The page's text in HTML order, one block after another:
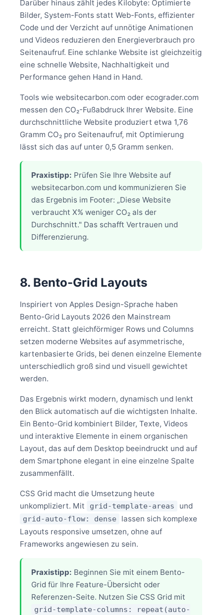
Darüber hinaus zählt jedes Kilobyte: Optimierte
Bilder, System-Fonts statt Web-Fonts, effizienter
Code und der Verzicht auf unnötige Animationen
und Videos reduzieren den Energieverbrauch pro
Seitenaufruf. Eine schlanke Website ist gleichzeitig
eine schnelle Website, Nachhaltigkeit und
Performance gehen Hand in Hand.
Tools wie websitecarbon.com oder ecograder.com
messen den CO₂-Fußabdruck Ihrer Website. Eine
durchschnittliche Website produziert etwa 1,76
Gramm CO₂ pro Seitenaufruf, mit Optimierung
lässt sich das auf unter 0,5 Gramm senken.
Praxistipp: Prüfen Sie Ihre Website auf
websitecarbon.com und kommunizieren Sie
das Ergebnis im Footer: „Diese Website
verbraucht X% weniger CO₂ als der
Durchschnitt." Das schafft Vertrauen und
Differenzierung.
8. Bento-Grid Layouts
Inspiriert von Apples Design-Sprache haben
Bento-Grid Layouts 2026 den Mainstream
erreicht. Statt gleichförmiger Rows und Columns
setzen moderne Websites auf asymmetrische,
kartenbasierte Grids, bei denen einzelne Elemente
unterschiedlich groß sind und visuell gewichtet
werden.
Das Ergebnis wirkt modern, dynamisch und lenkt
den Blick automatisch auf die wichtigsten Inhalte.
Ein Bento-Grid kombiniert Bilder, Texte, Videos
und interaktive Elemente in einem organischen
Layout, das auf dem Desktop beeindruckt und auf
dem Smartphone elegant in eine einzelne Spalte
zusammenfällt.
CSS Grid macht die Umsetzung heute
unkompliziert. Mit
grid-template-areas und
grid-auto-flow: dense
lassen sich komplexe
Layouts responsive umsetzen, ohne auf
Frameworks angewiesen zu sein.
Praxistipp: Beginnen Sie mit einem Bento-
Grid für Ihre Feature-Übersicht oder
Referenzen-Seite. Nutzen Sie CSS Grid mit
grid-template-columns: repeat(auto-